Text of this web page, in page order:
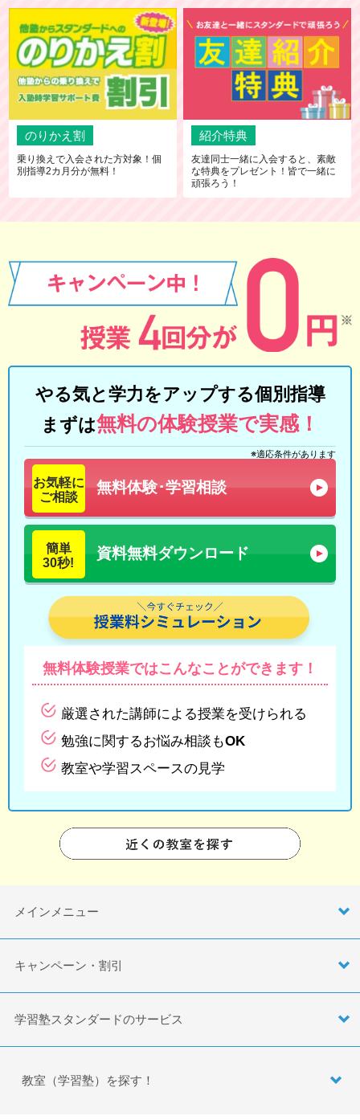
のりかえ割
乗り換えで入会された方対象！個
別指導2カ月分が無料！
紹介特典
友達同士一緒に入会すると、素敵
な特典をプレゼント！皆で一緒に
頑張ろう！
やる気と学力をアップする個別指導
まずは無料の体験授業で実感！
※適応条件があります
お気軽に
ご相談
無料体験･学習相談
簡単
30秒!
資料無料ダウンロード
無料体験授業ではこんなことができます！
厳選された講師による授業を受けられる
勉強に関するお悩み相談もOK
教室や学習スペースの見学
メインメニュー
キャンペーン・割引
学習塾スタンダードのサービス
教室（学習塾）を探す！